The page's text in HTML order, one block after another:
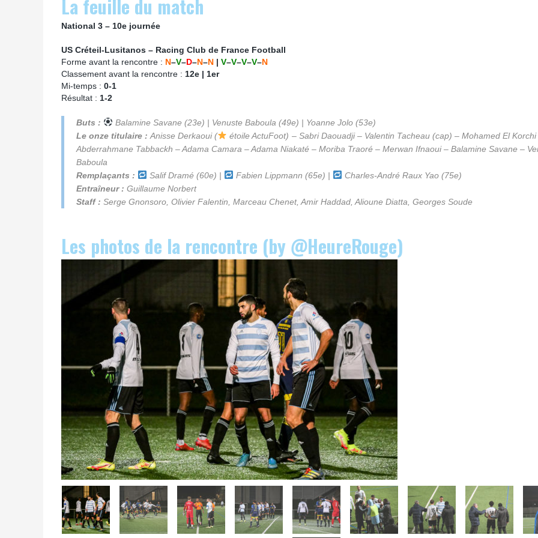
La feuille du match
National 3 – 10e journée
US Créteil-Lusitanos – Racing Club de France Football
Forme avant la rencontre : N–V–D–N–N | V–V–V–V–N
Classement avant la rencontre : 12e | 1er
Mi-temps : 0-1
Résultat : 1-2
Buts :
Balamine Savane (23e) | Venuste Baboula (49e) | Yoanne Jolo (53e)
Le onze titulaire : Anisse Derkaoui( étoile ActuFoot) – Sabri Daouadji – Valentin Tacheau (cap) – Mohamed El Korchi
Abderrahmane Tabbackh – Adama Camara – Adama Niakaté – Moriba Traoré – Merwan Ifnaoui – Balamine Savane –
Baboula
Remplaçants :
Salif Dramé (60e) | Fabien Lippmann (65e) |
Charles-André Raux Yao (75e)
Entraîneur : Guillaume Norbert
Staff : Serge Gnonsoro, Olivier Falentin, Marceau Chenet, Amir Haddad, Alioune Diatta, Georges Soude
Les photos de la rencontre (by @HeureRouge)